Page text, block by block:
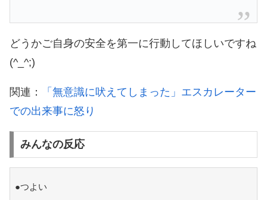
どうかご自身の安全を第一に行動してほしいですね
(^_^;)
関連：
「無意識に吠えてしまった」エスカレーター
での出来事に怒り
みんなの反応
●つよい